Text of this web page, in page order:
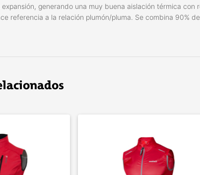
generando una muy buena aislación térmica con
referencia a la relación plumón/pluma. Se combina 90%